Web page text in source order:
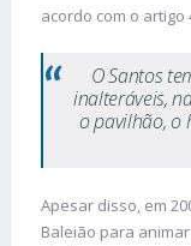
acordo com o
O Santos
inalteráveis,
o pavilhão, o
Apesar disso, em
Baleião para